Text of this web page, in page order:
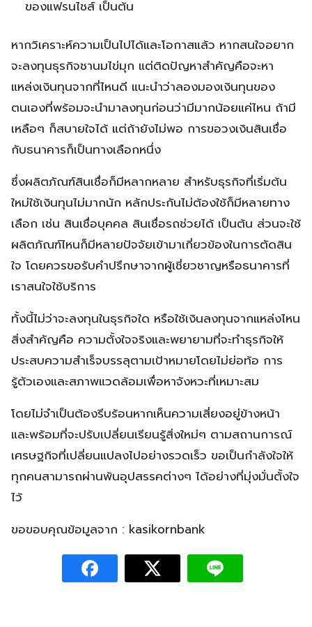
ของแฟรนไชส์ เป็นต้น
หากวิเคราะห์ความเป็นไปได้และโอกาสแล้ว หากสนใจอยาก
จะลงทุนธุรกิจชานมไข่มุก แต่ติดปัญหาสำคัญคือจะหา
แหล่งเงินทุนจากที่ไหนดี แนะนำว่าลองมองเงินทุนของ
ตนเองที่พร้อมจะนำมาลงทุนก่อนว่ามีมากน้อยแค่ไหน ถ้ามี
เหลือๆ ก็สบายใจได้ แต่ถ้ายังไม่พอ การขอวงเงินสินเชื่อ
กับธนาคารก็เป็นทางเลือกหนึ่ง
ซึ่งผลิตภัณฑ์สินเชื่อก็มีหลากหลาย สำหรับธุรกิจที่เริ่มต้น
ใหม่ใช้เงินทุนไม่มากนัก หลักประกันไม่ต้องใช้ก็มีหลายทาง
เลือก เช่น สินเชื่อบุคคล สินเชื่อรถช่วยได้ เป็นต้น ส่วนจะใช้
ผลิตภัณฑ์ไหนก็มีหลายปัจจัยเข้ามาเกี่ยวข้องในการตัดสิน
ใจ โดยควรขอรับคำปรึกษาจากผู้เชี่ยวชาญหรือธนาคารที่
เราสนใจใช้บริการ
ทั้งนี้ไม่ว่าจะลงทุนในธุรกิจใด หรือใช้เงินลงทุนจากแหล่งไหน
สิ่งสำคัญคือ ความตั้งใจจริงและพยายามที่จะทำธุรกิจให้
ประสบความสำเร็จบรรลุตามเป้าหมายโดยไม่ย่อท้อ การ
รู้ตัวเองและสภาพแวดล้อมเพื่อหาจังหวะที่เหมาะสม
โดยไม่จำเป็นต้องรีบร้อนหากเห็นความเสี่ยงอยู่ข้างหน้า
และพร้อมที่จะปรับเปลี่ยนเรียนรู้สิ่งใหม่ๆ ตามสถานการณ์
เศรษฐกิจที่เปลี่ยนแปลงไปอย่างรวดเร็ว ขอเป็นกำลังใจให้
ทุกคนสามารถผ่านพ้นอุปสรรคต่างๆ ได้อย่างที่มุ่งมั่นตั้งใจ
ไว้
ขอขอบคุณข้อมูลจาก : kasikornbank